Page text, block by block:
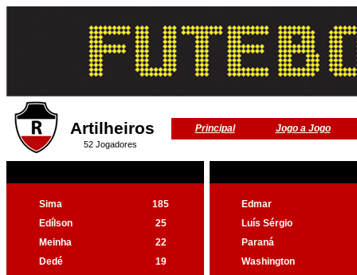
Artilheiros Principal Jogo a Jogo
52 Jogadores
Sima 185
Edmar
Edílson
25
Luís Sérgio
Meinha
22
Paraná
Dedé
19
Washington